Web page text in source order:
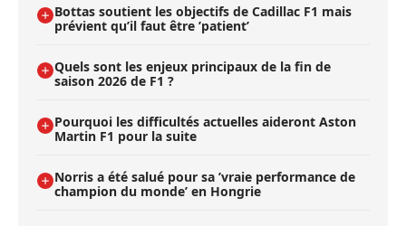
Bottas soutient les objectifs de Cadillac F1 mais
prévient qu’il faut être ’patient’
Quels sont les enjeux principaux de la fin de
saison 2026 de F1 ?
Pourquoi les difficultés actuelles aideront Aston
Martin F1 pour la suite
Norris a été salué pour sa ’vraie performance de
champion du monde’ en Hongrie